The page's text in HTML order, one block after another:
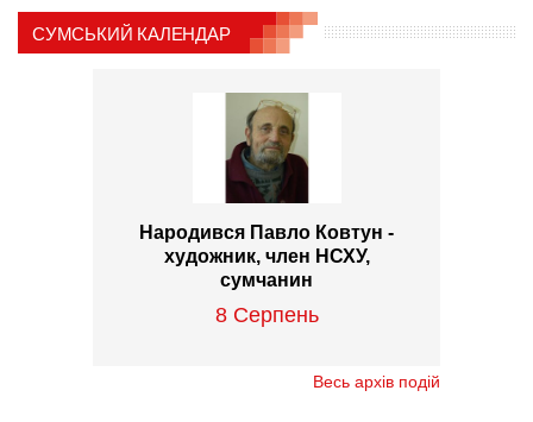
СУМСЬКИЙ КАЛЕНДАР
Народився Павло Ковтун -
художник, член НСХУ,
сумчанин
8 Серпень
Весь архів подій